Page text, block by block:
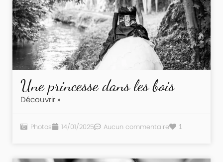
Une princesse dans les bois
Découvrir »
Photos 14/01/2025 Aucun commentaire 1